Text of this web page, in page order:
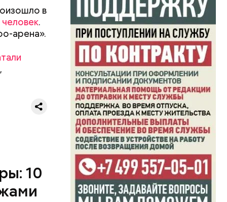
в
.
арена».
10
без